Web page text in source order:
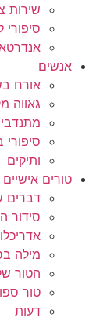
שירות
סיפורי
אנשים
אורח
גאווה
סיפורי
ותיקים
טורים אישיים
דברים
סידור
מילה
הטור
טור
דעות